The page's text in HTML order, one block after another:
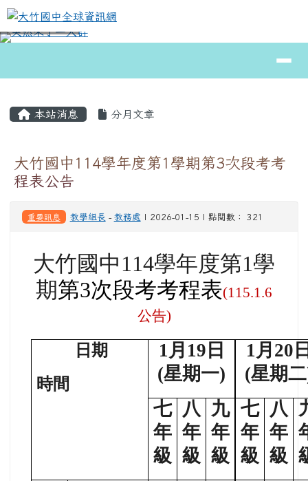
跳至主內容區
大竹國中全球資訊網
⏸
本站消息 分月文章
大竹國中114學年度第1學期第3次段考考
程表公告
重要訊息 教學組長 - 教務處 | 2026-01-15 | 點閱數： 321
大竹國中114學年度第1學
期第3次段考考程表(115.1.6
公告)
日期
時間
1月19日
(星期一)
1月20
(星期
七
年
級
八
年
級
九
年
級
七
年
級
八
年
級